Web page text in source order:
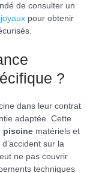
de consulter un
pour obtenir
?
dans leur contrat
adaptée. Cette
piscine matériels et
sur la
ne pas couvrir
techniques